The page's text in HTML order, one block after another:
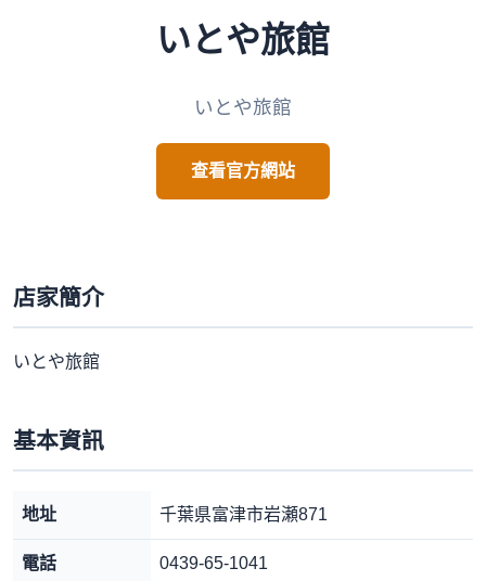
いとや旅館
いとや旅館
查看官方網站
店家簡介
いとや旅館
基本資訊
地址 千葉県富津市岩瀬871
電話 0439-65-1041